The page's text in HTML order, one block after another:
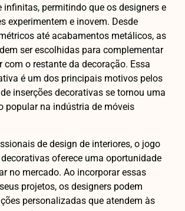
infinitas, permitindo que os designers e
experimentem e inovem. Desde
até acabamentos metálicos, as
ser escolhidas para complementar
com o restante da decoração. Essa
é um dos principais motivos pelos
inserções decorativas se tornou uma
popular na indústria de móveis
de design de interiores, o jogo
oferece uma oportunidade
no mercado. Ao incorporar essas
projetos, os designers podem
personalizadas que atendem às